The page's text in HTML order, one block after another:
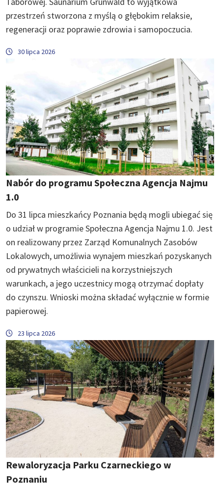
przestrzeń stworzona z myślą o głębokim relaksie,
regeneracji oraz poprawie zdrowia i samopoczucia.
30 lipca 2026
Nabór do programu Społeczna Agencja Najmu
1.0
Do 31 lipca mieszkańcy Poznania będą mogli ubiegać się
o udział w programie Społeczna Agencja Najmu 1.0. Jest
on realizowany przez Zarząd Komunalnych Zasobów
Lokalowych, umożliwia wynajem mieszkań pozyskanych
od prywatnych właścicieli na korzystniejszych
warunkach, a jego uczestnicy mogą otrzymać dopłaty
do czynszu. Wnioski można składać wyłącznie w formie
papierowej.
23 lipca 2026
Rewaloryzacja Parku Czarneckiego w
Poznaniu